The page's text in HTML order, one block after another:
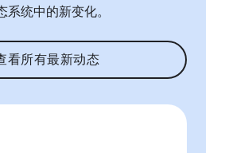
统中的新变化。
看所有最新动态